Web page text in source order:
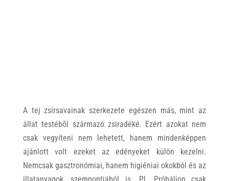
A tej zsírsavainak szerkezete egészen más, mint az
állat testéből származó zsiradéké. Ezért azokat nem
csak vegyíteni nem lehetett, hanem mindenképpen
ajánlott volt ezeket az edényeket külön kezelni.
Nemcsak gasztronómiai, hanem higiéniai okokból és az